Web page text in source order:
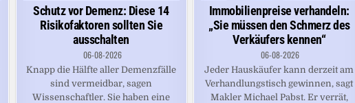
Schutz vor Demenz: Diese 14
Risikofaktoren sollten Sie
ausschalten
06-08-2026
Knapp die Hälfte aller Demenzfälle
sind vermeidbar, sagen
Wissenschaftler. Sie haben eine
Immobilienpreise verhandeln:
„Sie müssen den Schmerz des
Verkäufers kennen“
06-08-2026
Jeder Hauskäufer kann derzeit am
Verhandlungstisch gewinnen, sagt
Makler Michael Pabst. Er verrät,